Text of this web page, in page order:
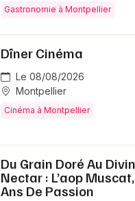
Gastronomie à Montpellier
Dîner Cinéma
Le 08/08/2026
Montpellier
Cinéma à Montpellier
Du Grain Doré Au Divin
Nectar : L’aop
Ans De Passion